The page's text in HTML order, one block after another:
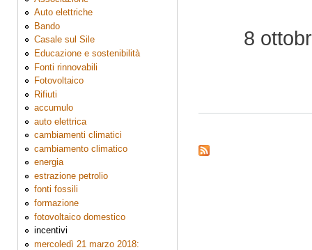
Auto elettriche
Bando
Casale sul Sile
Educazione e sostenibilità
Fonti rinnovabili
Fotovoltaico
Rifiuti
accumulo
auto elettrica
cambiamenti climatici
cambiamento climatico
energia
estrazione petrolio
fonti fossili
formazione
fotovoltaico domestico
incentivi
mercoledì 21 marzo 2018:
8